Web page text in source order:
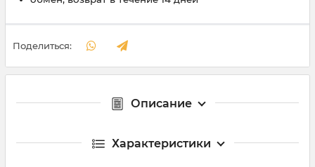
Поделиться:
Описание
Характеристики